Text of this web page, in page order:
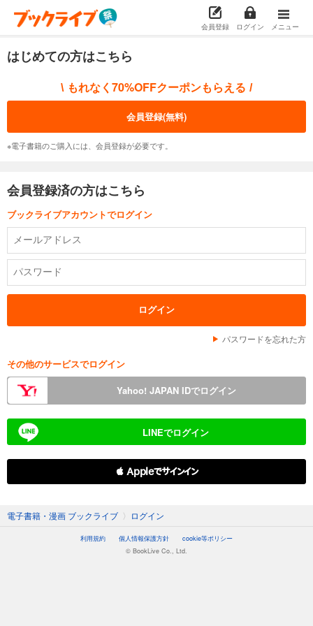
会員登録 ログイン メニュー
はじめての方はこちら
\ もれなく70%OFFクーポンもらえる /
会員登録(無料)
※電子書籍のご購入には、会員登録が必要です。
会員登録済の方はこちら
ブックライブアカウントでログイン
パスワードを忘れた方
その他のサービスでログイン
Yahoo! JAPAN IDでログイン
LINEでログイン
 Appleでサインイン
電子書籍・漫画 ブックライブ 〉 ログイン
利用規約 個人情報保護方針
cookie等ポリシー
© BookLive Co., Ltd.